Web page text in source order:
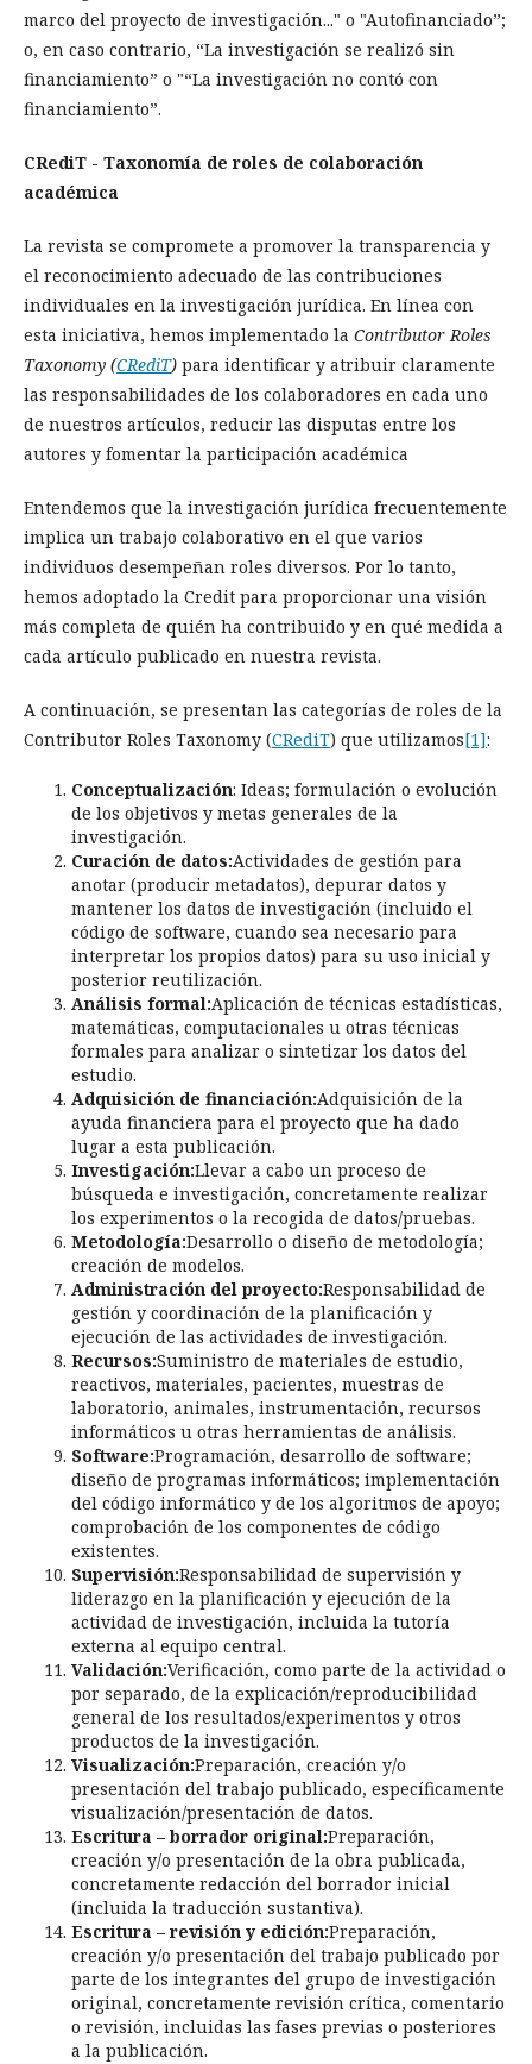
marco del proyecto de investigación..." o "Autofinanciado”;
o, en caso contrario, “La investigación se realizó sin
financiamiento” o "“La investigación no contó con
financiamiento”.
CRediT - Taxonomía de roles de colaboración
académica
La revista se compromete a promover la transparencia y
el reconocimiento adecuado de las contribuciones
individuales en la investigación jurídica. En línea con
esta iniciativa, hemos implementado la Contributor Roles
Taxonomy (CRediT) para identificar y atribuir claramente
las responsabilidades de los colaboradores en cada uno
de nuestros artículos, reducir las disputas entre los
autores y fomentar la participación académica
Entendemos que la investigación jurídica frecuentemente
implica un trabajo colaborativo en el que varios
individuos desempeñan roles diversos. Por lo tanto,
hemos adoptado la Credit para proporcionar una visión
más completa de quién ha contribuido y en qué medida a
cada artículo publicado en nuestra revista.
A continuación, se presentan las categorías de roles de la
Contributor Roles Taxonomy (CRediT) que utilizamos[1]:
Conceptualización: Ideas; formulación o evolución
de los objetivos y metas generales de la
investigación.
Curación de datos:Actividades de gestión para
anotar (producir metadatos), depurar datos y
mantener los datos de investigación (incluido el
código de software, cuando sea necesario para
interpretar los propios datos) para su uso inicial y
posterior reutilización.
Análisis formal:Aplicación de técnicas estadísticas,
matemáticas, computacionales u otras técnicas
formales para analizar o sintetizar los datos del
estudio.
Adquisición de financiación:Adquisición de la
ayuda financiera para el proyecto que ha dado
lugar a esta publicación.
Investigación:Llevar a cabo un proceso de
búsqueda e investigación, concretamente realizar
los experimentos o la recogida de datos/pruebas.
Metodología:Desarrollo o diseño de metodología;
creación de modelos.
Administración del proyecto:Responsabilidad de
gestión y coordinación de la planificación y
ejecución de las actividades de investigación.
Recursos:Suministro de materiales de estudio,
reactivos, materiales, pacientes, muestras de
laboratorio, animales, instrumentación, recursos
informáticos u otras herramientas de análisis.
Software:Programación, desarrollo de software;
diseño de programas informáticos; implementación
del código informático y de los algoritmos de apoyo;
comprobación de los componentes de código
existentes.
Supervisión:Responsabilidad de supervisión y
liderazgo en la planificación y ejecución de la
actividad de investigación, incluida la tutoría
externa al equipo central.
Validación:Verificación, como parte de la actividad o
por separado, de la explicación/reproducibilidad
general de los resultados/experimentos y otros
productos de la investigación.
Visualización:Preparación, creación y/o
presentación del trabajo publicado, específicamente
visualización/presentación de datos.
Escritura – borrador original:Preparación,
creación y/o presentación de la obra publicada,
concretamente redacción del borrador inicial
(incluida la traducción sustantiva).
Escritura – revisión y edición:Preparación,
creación y/o presentación del trabajo publicado por
parte de los integrantes del grupo de investigación
original, concretamente revisión crítica, comentario
o revisión, incluidas las fases previas o posteriores
a la publicación.